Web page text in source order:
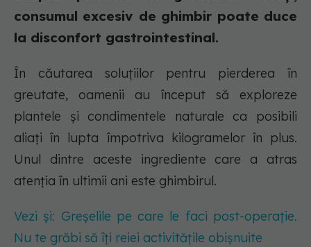
consumul excesiv de ghimbir poate duce
la disconfort gastrointestinal.
În căutarea soluțiilor pentru pierderea în
greutate, oamenii au început să exploreze
plantele și condimentele naturale ca posibili
aliați în lupta împotriva kilogramelor în plus.
Unul dintre aceste ingrediente care a atras
atenția în ultimii ani este ghimbirul.
Vezi și: Greșelile pe care le faci post-operație.
Nu te grăbi să îți reiei activitățile obișnuite